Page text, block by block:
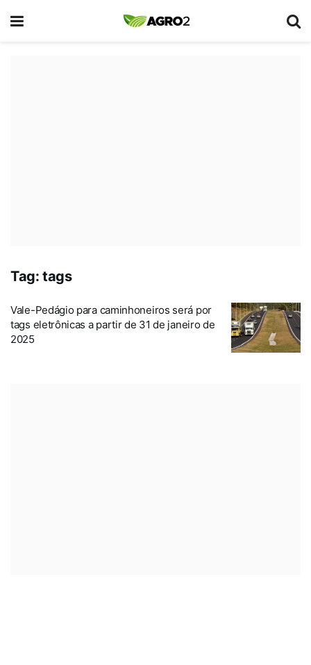
Tag: tags
Vale-Pedágio para caminhoneiros será por
tags eletrônicas a partir de 31 de janeiro de
2025